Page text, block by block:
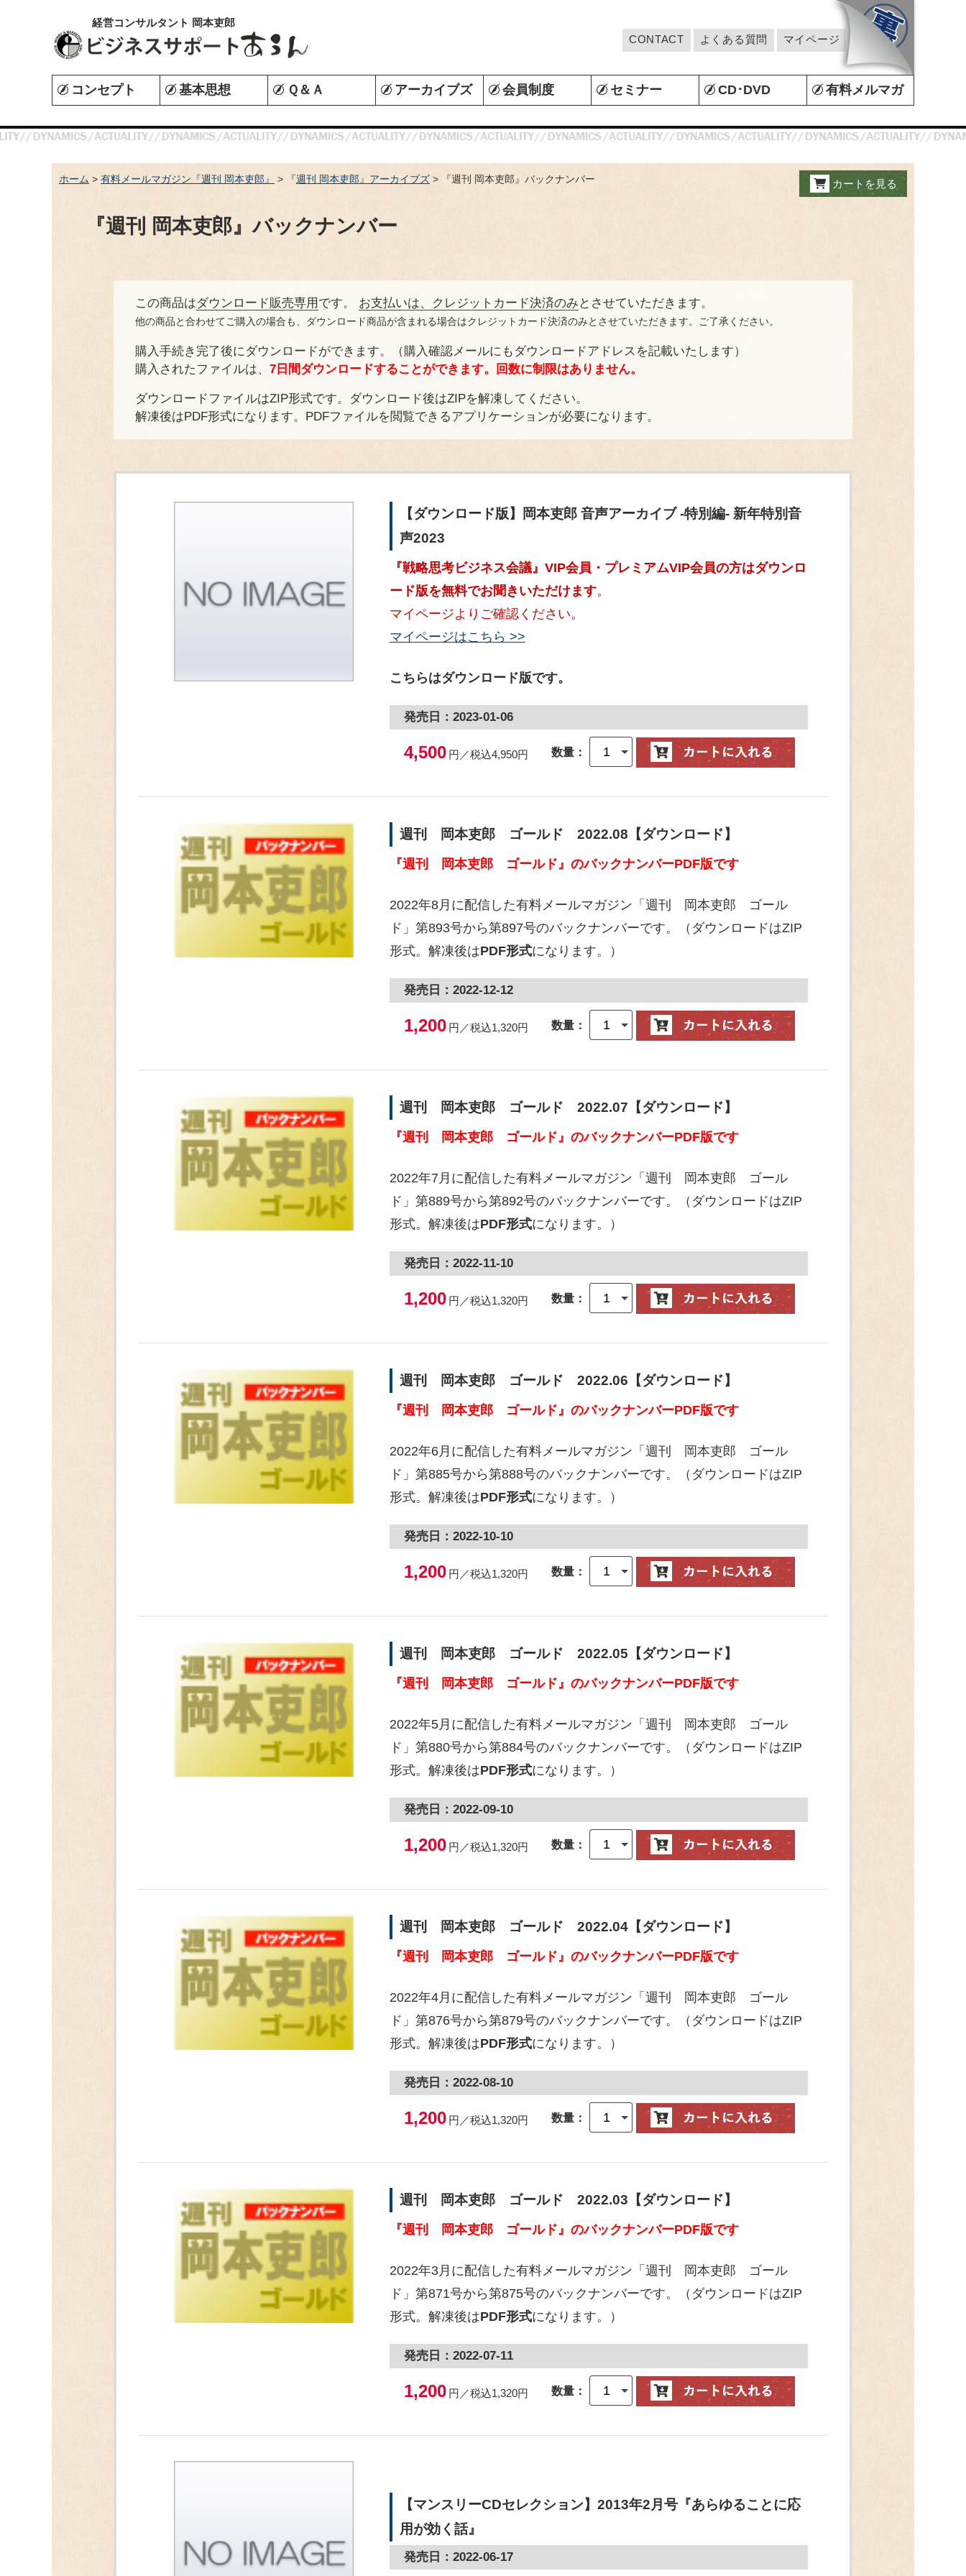
CONTACT よくある質問 マイページ
経営コンサルタント 岡本吏郎
コンセプト 基本思想 Ｑ＆Ａ アーカイブズ 会員制度 セミナー CD･DVD 有料メルマガ
ホーム > 有料メールマガジン『週刊 岡本吏郎』 > 『週刊 岡本吏郎』アーカイブズ > 『週刊 岡本吏郎』バックナンバー カートを見る
『週刊 岡本吏郎』バックナンバー
この商品はダウンロード販売専用 です。 お支払いは、クレジットカード決済のみ とさせていただきます。
他の商品と合わせてご購入の場合も、ダウンロード商品が含まれる場合はクレジットカード決済のみとさせていただきます。ご了承ください。
購入手続き完了後にダウンロードができます。（購入確認メールにもダウンロードアドレスを記載いたします）
購入されたファイルは、 7日間ダウンロードすることができます。回数に制限はありません。
ダウンロードファイルはZIP形式です。ダウンロード後はZIPを解凍してください。
解凍後はPDF形式になります。PDFファイルを閲覧できるアプリケーションが必要になります。
【ダウンロード版】岡本吏郎 音声アーカイブ -特別編- 新年特別音
声2023
『戦略思考ビジネス会議』VIP会員・プレミアムVIP会員の方はダウンロ
ード版を無料でお聞きいただけます。
マイページよりご確認ください。
マイページはこちら >>
こちらはダウンロード版です。
発売日：2023-01-06
4,500 円／税込4,950円 数量：
週刊 岡本吏郎 ゴールド 2022.08【ダウンロード】
『週刊 岡本吏郎 ゴールド』のバックナンバーPDF版です
2022年8月に配信した有料メールマガジン「週刊 岡本吏郎 ゴール
ド」第893号から第897号のバックナンバーです。（ダウンロードはZIP
形式。解凍後はPDF形式になります。）
発売日：2022-12-12
1,200 円／税込1,320円 数量：
週刊 岡本吏郎 ゴールド 2022.07【ダウンロード】
『週刊 岡本吏郎 ゴールド』のバックナンバーPDF版です
2022年7月に配信した有料メールマガジン「週刊 岡本吏郎 ゴール
ド」第889号から第892号のバックナンバーです。（ダウンロードはZIP
形式。解凍後はPDF形式になります。）
発売日：2022-11-10
1,200 円／税込1,320円 数量：
週刊 岡本吏郎 ゴールド 2022.06【ダウンロード】
『週刊 岡本吏郎 ゴールド』のバックナンバーPDF版です
2022年6月に配信した有料メールマガジン「週刊 岡本吏郎 ゴール
ド」第885号から第888号のバックナンバーです。（ダウンロードはZIP
形式。解凍後はPDF形式になります。）
発売日：2022-10-10
1,200 円／税込1,320円 数量：
週刊 岡本吏郎 ゴールド 2022.05【ダウンロード】
『週刊 岡本吏郎 ゴールド』のバックナンバーPDF版です
2022年5月に配信した有料メールマガジン「週刊 岡本吏郎 ゴール
ド」第880号から第884号のバックナンバーです。（ダウンロードはZIP
形式。解凍後はPDF形式になります。）
発売日：2022-09-10
1,200 円／税込1,320円 数量：
週刊 岡本吏郎 ゴールド 2022.04【ダウンロード】
『週刊 岡本吏郎 ゴールド』のバックナンバーPDF版です
2022年4月に配信した有料メールマガジン「週刊 岡本吏郎 ゴール
ド」第876号から第879号のバックナンバーです。（ダウンロードはZIP
形式。解凍後はPDF形式になります。）
発売日：2022-08-10
1,200 円／税込1,320円 数量：
週刊 岡本吏郎 ゴールド 2022.03【ダウンロード】
『週刊 岡本吏郎 ゴールド』のバックナンバーPDF版です
2022年3月に配信した有料メールマガジン「週刊 岡本吏郎 ゴール
ド」第871号から第875号のバックナンバーです。（ダウンロードはZIP
形式。解凍後はPDF形式になります。）
発売日：2022-07-11
1,200 円／税込1,320円 数量：
【マンスリーCDセレクション】2013年2月号『あらゆることに応
用が効く話』
発売日：2022-06-17